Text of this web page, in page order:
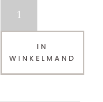
Blue
|
IN
WINKELMAND